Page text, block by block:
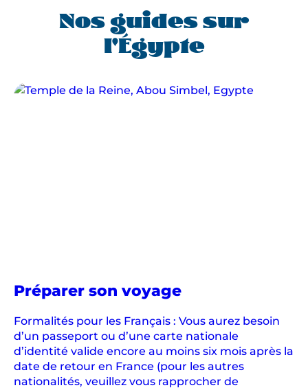
Nos guides sur
l'Égypte
Préparer son voyageen
Formalités pour les Français : Vous aurez besoin
d’un passeport ou d’une carte nationale
d’identité valide encore au moins six mois après la
date de retour en France (pour les autres
nationalités, veuillez vous rapprocher de